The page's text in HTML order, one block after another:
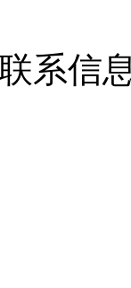
系信